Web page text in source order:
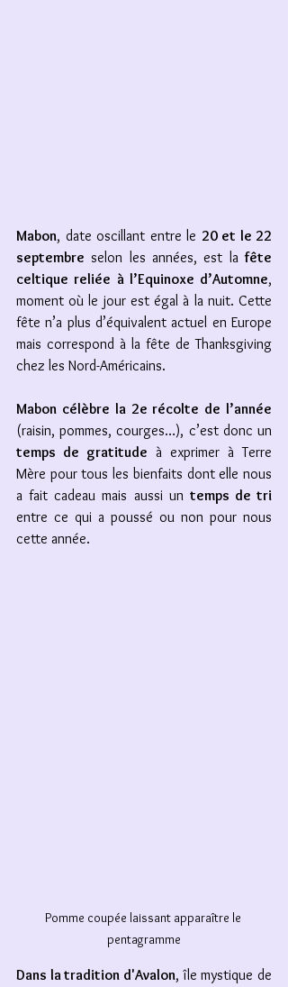
Mabon, date oscillant entre le 20 et le 22
septembre selon les années, est la fête
celtique reliée à l’Equinoxe d’Automne,
moment où le jour est égal à la nuit. Cette
fête n’a plus d’équivalent actuel en Europe
mais correspond à la fête de Thanksgiving
chez les Nord-Américains.
Mabon célèbre la 2e récolte de l’année
temps de gratitude à exprimer à Terre
Mère pour tous les bienfaits dont elle nous
a fait cadeau mais aussi un temps de tri
entre ce qui a poussé ou non pour nous
cette année.
Pomme coupée laissant apparaître le
pentagramme
Dans la tradition d'Avalon, île mystique de